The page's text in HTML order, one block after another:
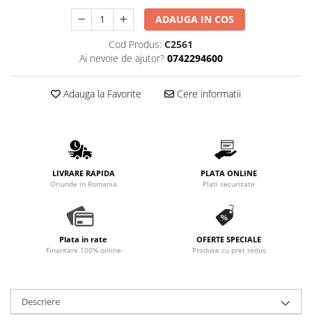
ADAUGA IN COS
Cod Produs: C2561
Ai nevoie de ajutor? 0742294600
Adauga la Favorite Cere informatii
LIVRARE RAPIDA
Oriunde in Romania
PLATA ONLINE
Plati securizate
Plata in rate
Finantare 100% online
OFERTE SPECIALE
Produse cu pret redus
Descriere